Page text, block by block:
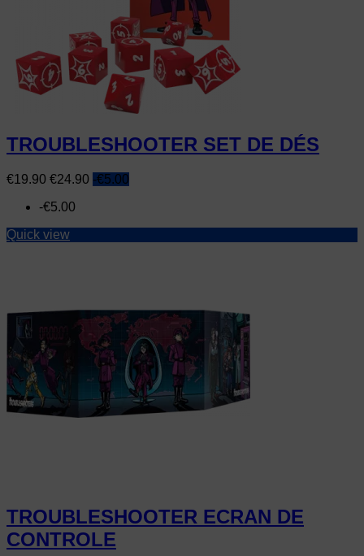
TROUBLESHOOTER SET DE DÉS
Price
€19.90 Regular
€24.90 -€5.00
-€5.00
Quick view
TROUBLESHOOTER ECRAN DE
CONTROLE